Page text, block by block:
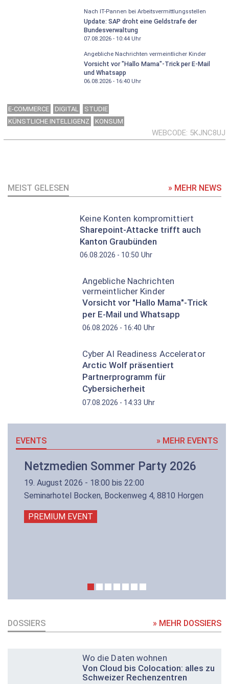
Nach IT-Pannen bei Arbeitsvermittlungsstellen
Update: SAP droht eine Geldstrafe der
Bundesverwaltung
07.08.2026 - 10:44Uhr
Angebliche Nachrichten vermeintlicher Kinder
Vorsicht vor "Hallo Mama"-Trick per E-Mail
und Whatsapp
06.08.2026 - 16:40Uhr
E-COMMERCE DIGITAL
STUDIE
KÜNSTLICHE INTELLIGENZ
KONSUM
WEBCODE 5KJNC8UJ
MEIST GELESEN » MEHR NEWS
Keine Konten kompromittiert
Sharepoint-Attacke trifft auch
Kanton Graubünden
06.08.2026 - 10:50 Uhr
Angebliche Nachrichten
vermeintlicher Kinder
Vorsicht vor "Hallo Mama"-Trick
per E-Mail und Whatsapp
06.08.2026 - 16:40 Uhr
Cyber AI Readiness Accelerator
Arctic Wolf präsentiert
Partnerprogramm für
Cybersicherheit
07.08.2026 - 14:33 Uhr
EVENTS » MEHR EVENTS
Netzmedien Sommer Party 2026
19. August 2026 - 18:00 bis 22:00
Seminarhotel Bocken, Bockenweg 4, 8810 Horgen
PREMIUM EVENT
DOSSIERS » MEHR DOSSIERS
Wo die Daten wohnen
Von Cloud bis Colocation: alles zu
Schweizer Rechenzentren